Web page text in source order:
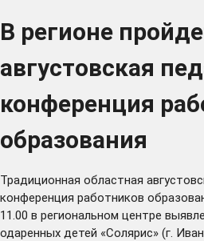
В регионе
августовская
конференция
образования
Традиционная областная
конференция работников
11.00 в региональном центре
одаренных детей «Солярис» (г.